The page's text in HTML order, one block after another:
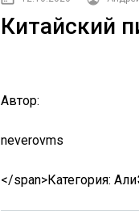
Китайский
Автор:
neverovms
</span>Категория: